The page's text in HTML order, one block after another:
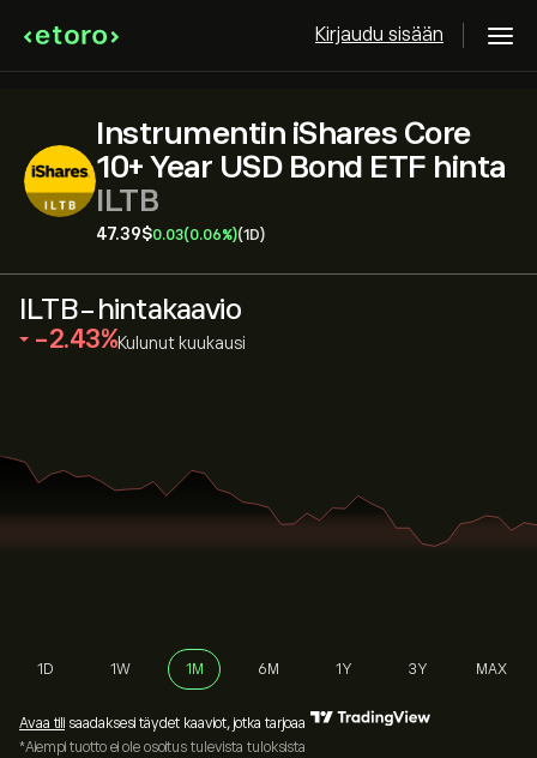
Kirjaudu sisään
Instrumentin iShares Core
10+ Year USD Bond ETF hinta
ILTB
47.39‎$‎0.03(0.06%)(1D)
ILTB-hintakaavio
‎-2.43‎ Kulunut kuukausi
1D 1W 1M 6M 1Y 3Y MAX
Avaa tili saadaksesi täydet kaaviot, jotka tarjoaa
*Aiempi tuotto ei ole osoitus tulevista tuloksista